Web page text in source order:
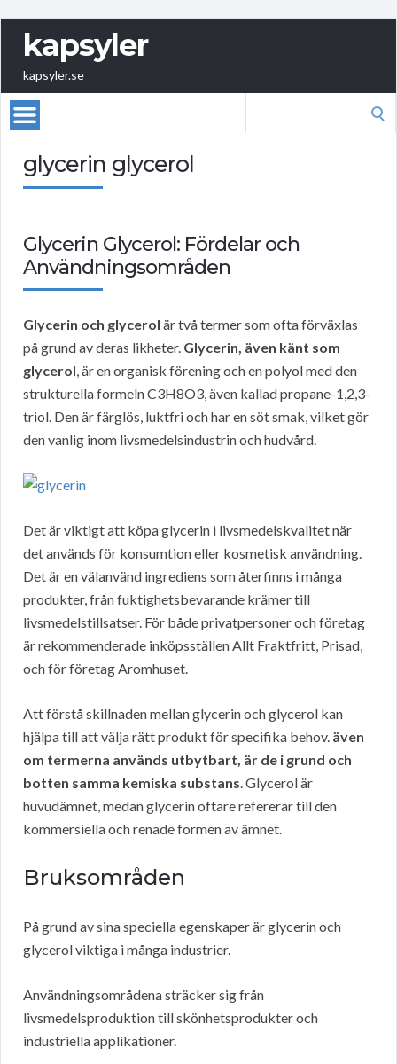
kapsyler
kapsyler.se
glycerin glycerol
Glycerin Glycerol: Fördelar och
Användningsområden
Glycerin och glycerol är två termer som ofta förväxlas
på grund av deras likheter. Glycerin, även känt som
glycerol, är en organisk förening och en polyol med den
strukturella formeln C3H8O3, även kallad propane-1,2,3-
triol. Den är färglös, luktfri och har en söt smak, vilket gör
den vanlig inom livsmedelsindustrin och hudvård.
Det är viktigt att köpa glycerin i livsmedelskvalitet när
det används för konsumtion eller kosmetisk användning.
Det är en välanvänd ingrediens som återfinns i många
produkter, från fuktighetsbevarande krämer till
livsmedelstillsatser. För både privatpersoner och företag
är rekommenderade inköpsställen Allt Fraktfritt, Prisad,
och för företag Aromhuset.
Att förstå skillnaden mellan glycerin och glycerol kan
hjälpa till att välja rätt produkt för specifika behov. även
om termerna används utbytbart, är de i grund och
botten samma kemiska substans. Glycerol är
huvudämnet, medan glycerin oftare refererar till den
kommersiella och renade formen av ämnet.
Bruksområden
På grund av sina speciella egenskaper är glycerin och
glycerol viktiga i många industrier.
Användningsområdena sträcker sig från
livsmedelsproduktion till skönhetsprodukter och
industriella applikationer.